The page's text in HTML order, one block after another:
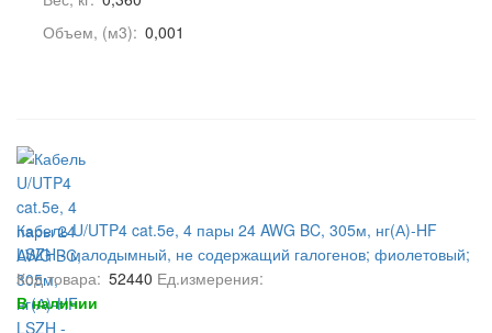
Объем, (м3): 0,001
Кабель U/UTP4 cat.5e, 4 пары 24 AWG BC, 305м, нг(А)-HF
LSZH - малодымный, не содержащий галогенов; фиолетовый;
одножильный, FLUKE TEST, NETKO Expert СКС
Код товара: 52440 Ед.измерения:
В наличии